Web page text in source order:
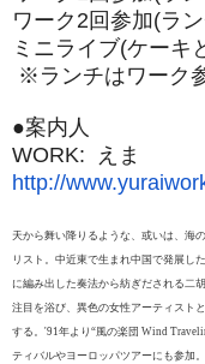
ワーク2回参加(ラ
ミニライブ(ケーキ
※ランチはワーク
●案内人
WORK: えま
http://
天から舞い降りるような、或いは、海
リスト。 中近東で生まれ中国で発展し
に編み出した奏法から紡ぎだされる二
注目を浴び、異色の女性アーティスト
する。 '91年より“風の楽団 Wind
ティバルやヨーロッパツアーにも参加。